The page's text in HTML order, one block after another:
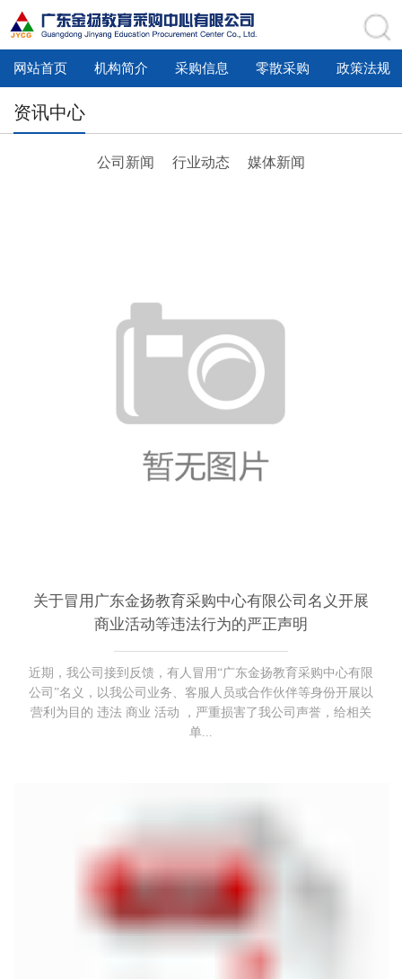
网站首页 机构简介 采购信息 零散采购 政策法规
资讯中心
公司新闻 行业动态 媒体新闻
关于冒用广东金扬教育采购中心有限公司名义开展
商业活动等违法行为的严正声明
近期，我公司接到反馈，有人冒用“广东金扬教育采购中心有限
公司”名义，以我公司业务、客服人员或合作伙伴等身份开展以
营利为目的 违法 商业 活动 ，严重损害了我公司声誉，给相关
单...